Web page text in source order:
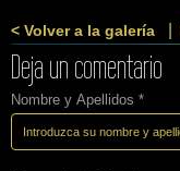
Enlaces
Contacto
< Volver a la galería
Deja un comentario
Nombre y Apellidos *